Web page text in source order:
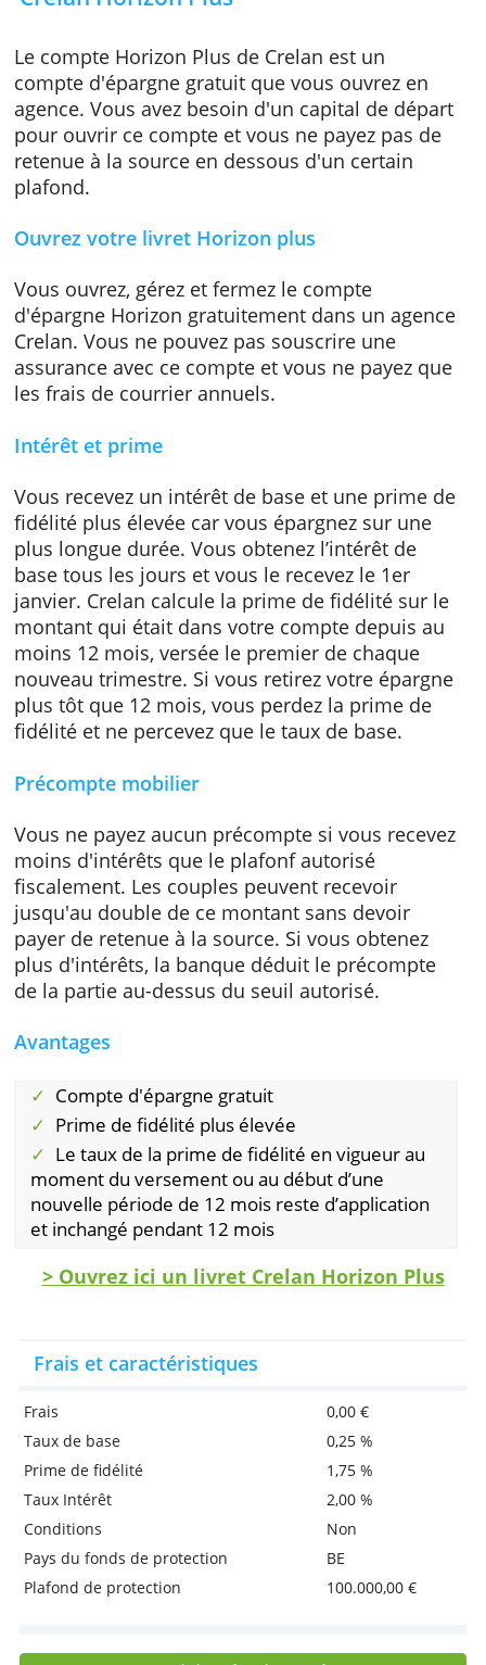
Crelan Horizon Plus
Le compte Horizon Plus de Crelan est un
compte d'épargne gratuit que vous ouvrez
pour ouvrir ce compte et vous ne payez pas
retenue à la source en dessous d'un certain
plafond.
Ouvrez votre livret Horizon plus
d'épargne Horizon gratuitement dans un
Crelan. Vous ne pouvez pas souscrire une
assurance avec ce compte et vous ne payez
les frais de courrier annuels.
Intérêt et prime
Vous recevez un intérêt de base et une
fidélité plus élevée car vous épargnez sur
plus longue durée. Vous obtenez l’intérêt de
base tous les jours et vous le recevez le 1er
janvier. Crelan calcule la prime de fidélité
moins 12 mois, versée le premier de chaque
nouveau trimestre. Si vous retirez votre
plus tôt que 12 mois, vous perdez la prime
fidélité et ne percevez que le taux de base.
Précompte mobilier
Vous ne payez aucun précompte si vous
fiscalement. Les couples peuvent recevoir
jusqu'au double de ce montant sans devoir
payer de retenue à la source. Si vous
plus d'intérêts, la banque déduit le
de la partie au-dessus du seuil autorisé.
Avantages
Prime de fidélité plus élevée
Le taux de la prime de fidélité en vigueur au
moment du versement ou au début d’une
nouvelle période de 12 mois reste
et inchangé pendant 12 mois
> Ouvrez ici un livret Crelan Horizon
Frais et caractéristiques